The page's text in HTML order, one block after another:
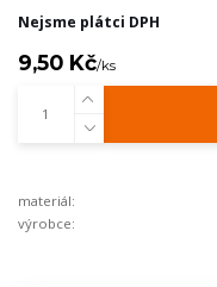
Nejsme plátci DPH
9,50 Kč/ks
materiál:
výrobce: